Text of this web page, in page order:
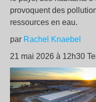
provoquent des
ressources en eau.
par Rachel Knaebel
21 mai 2026 à 12h30